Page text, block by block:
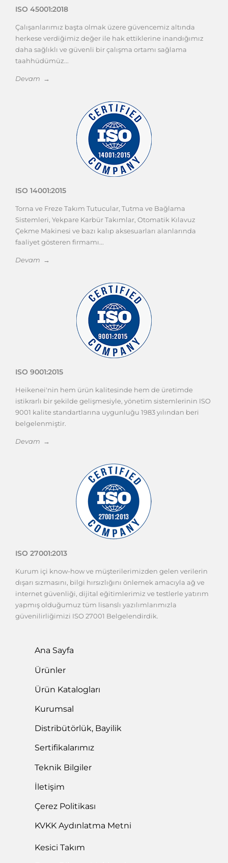
ISO 45001:2018
Çalışanlarımız başta olmak üzere güvencemiz altında
herkese verdiğimiz değer ile hak ettiklerine inandığımız
daha sağlıklı ve güvenli bir çalışma ortamı sağlama
taahhüdümüz...
Devam →
ISO 14001:2015
Torna ve Freze Takım Tutucular, Tutma ve Bağlama
Sistemleri, Yekpare Karbür Takımlar, Otomatik Kılavuz
Çekme Makinesi ve bazı kalıp aksesuarları alanlarında
faaliyet gösteren firmamı...
Devam →
ISO 9001:2015
Heikenei'nin hem ürün kalitesinde hem de üretimde
istikrarlı bir şekilde gelişmesiyle, yönetim sistemlerinin ISO
9001 kalite standartlarına uygunluğu 1983 yılından beri
belgelenmiştir.
Devam →
ISO 27001:2013
Kurum içi know-how ve müşterilerimizden gelen verilerin
dışarı sızmasını, bilgi hırsızlığını önlemek amacıyla ağ ve
internet güvenliği, dijital eğitimlerimiz ve testlerle yatırım
yapmış olduğumuz tüm lisanslı yazılımlarımızla
güvenilirliğimizi ISO 27001 Belgelendirdik.
Ana Sayfa
Ürünler
Ürün Katalogları
Kurumsal
Distribütörlük, Bayilik
Sertifikalarımız
Teknik Bilgiler
İletişim
Çerez Politikası
KVKK Aydınlatma Metni
Kesici Takım